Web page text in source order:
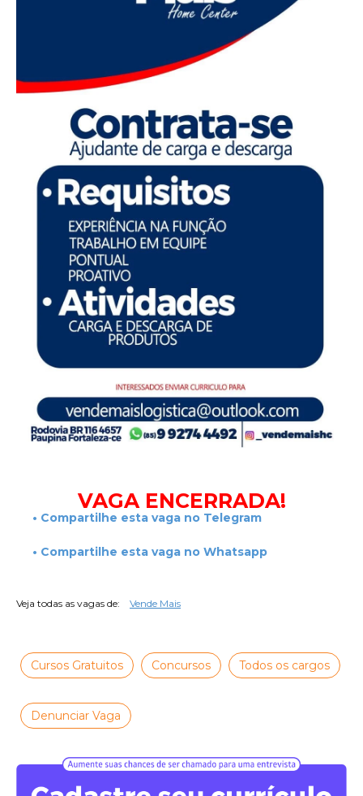
VAGA ENCERRADA!
• Compartilhe esta vaga no Telegram
• Compartilhe esta vaga no Whatsapp
Veja todas as vagas de: Vende Mais
Cursos Gratuitos Concursos Todos os cargos
Denunciar Vaga